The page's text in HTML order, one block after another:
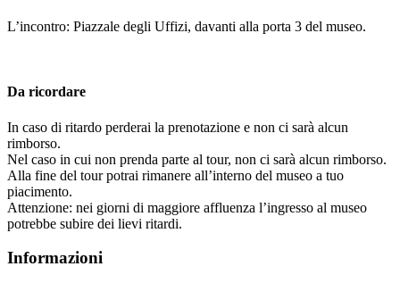
L’incontro: Piazzale degli Uffizi, davanti alla porta 3 del museo.
Da ricordare
In caso di ritardo perderai la prenotazione e non ci sarà alcun
rimborso.
Nel caso in cui non prenda parte al tour, non ci sarà alcun rimborso.
Alla fine del tour potrai rimanere all’interno del museo a tuo
piacimento.
Attenzione: nei giorni di maggiore affluenza l’ingresso al museo
potrebbe subire dei lievi ritardi.
Informazioni